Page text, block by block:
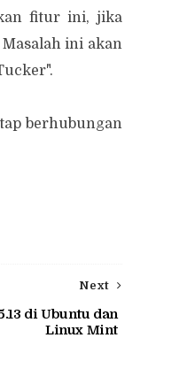
fitur ini, jika
ini akan
berhubungan
Next
di Ubuntu dan
Linux Mint